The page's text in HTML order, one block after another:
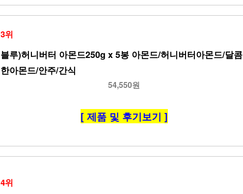
3위
블루)허니버터 아몬드250g x 5봉 아몬드/허니버터아몬드/달콤
한아몬드/안주/간식
54,550원
[ 제품 및 후기보기 ]
4위